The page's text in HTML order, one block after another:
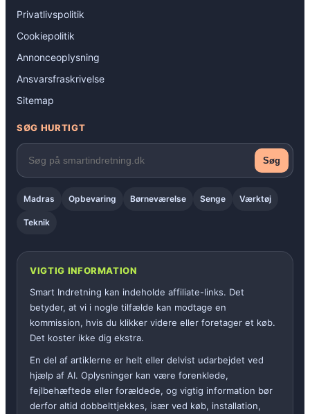
Privatlivspolitik
Cookiepolitik
Annonceoplysning
Ansvarsfraskrivelse
Sitemap
SØG HURTIGT
Søg
Madras Opbevaring Børneværelse Senge Værktøj
Teknik
VIGTIG INFORMATION
Smart Indretning kan indeholde affiliate-links. Det
betyder, at vi i nogle tilfælde kan modtage en
kommission, hvis du klikker videre eller foretager et køb.
Det koster ikke dig ekstra.
En del af artiklerne er helt eller delvist udarbejdet ved
hjælp af AI. Oplysninger kan være forenklede,
fejlbehæftede eller forældede, og vigtig information bør
derfor altid dobbelttjekkes, især ved køb, installation,